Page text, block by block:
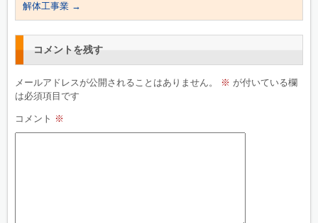
解体工事業 →
コメントを残す
メールアドレスが公開されることはありません。 ※ が付いている欄
は必須項目です
コメント ※